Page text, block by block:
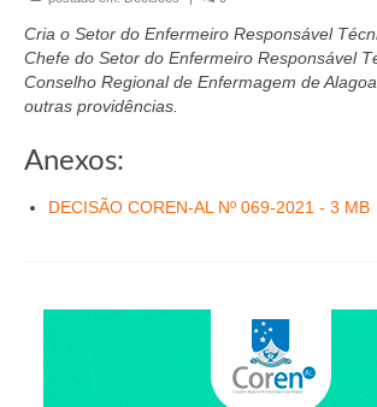
Conselheiros e Diretoria
Câmaras Técnicas
Governança
Eleições Triênio 2027-2029
Eleições 2023
Cria o Setor do Enfermeiro Responsável
Chefe do Setor do Enfermeiro Responsável
Conselho Regional de Enfermagem de
outras providências
Anexos:
DECISÃO COREN-AL Nº 069-2021 - 3 MB